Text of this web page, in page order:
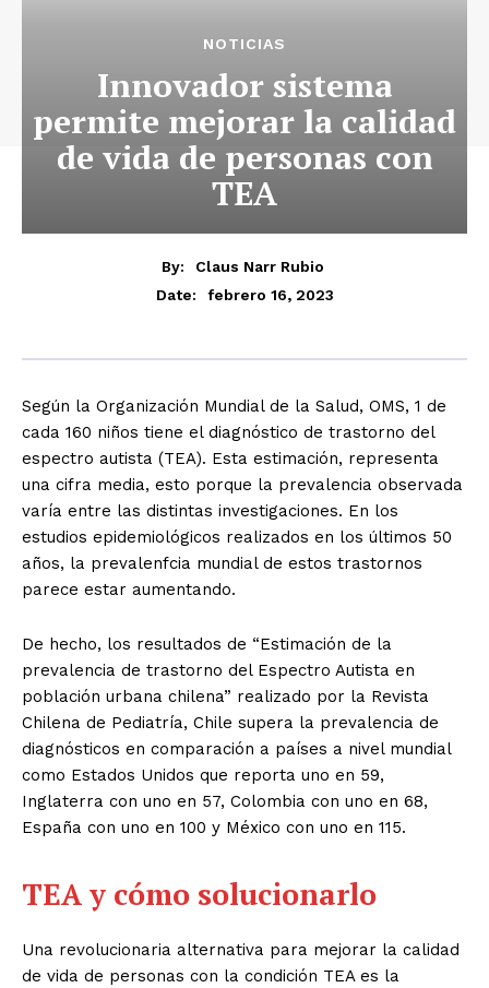
NOTICIAS
Innovador sistema
permite mejorar la calidad
de vida de personas con
TEA
By:
Claus Narr Rubio
Date:
febrero 16, 2023
Según la Organización Mundial de la Salud, OMS, 1 de
cada 160 niños tiene el diagnóstico de trastorno del
espectro autista (TEA). Esta estimación, representa
una cifra media, esto porque la prevalencia observada
varía entre las distintas investigaciones. En los
estudios epidemiológicos realizados en los últimos 50
años, la prevalenfcia mundial de estos trastornos
parece estar aumentando.
De hecho, los resultados de “Estimación de la
prevalencia de trastorno del Espectro Autista en
población urbana chilena” realizado por la Revista
Chilena de Pediatría, Chile supera la prevalencia de
diagnósticos en comparación a países a nivel mundial
como Estados Unidos que reporta uno en 59,
Inglaterra con uno en 57, Colombia con uno en 68,
España con uno en 100 y México con uno en 115.
TEA y cómo solucionarlo
Una revolucionaria alternativa para mejorar la calidad
de vida de personas con la condición TEA es la